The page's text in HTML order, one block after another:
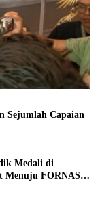
Sejumlah Capaian
Medali di
Menuju FORNAS